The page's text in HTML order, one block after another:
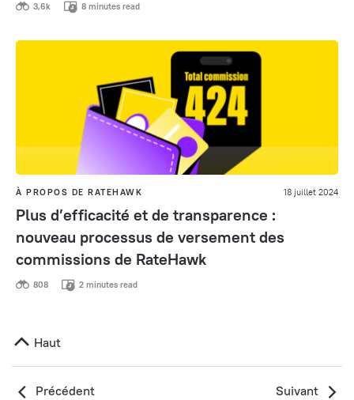
3,6k 8 minutes read
À PROPOS DE RATEHAWK 18 juillet 2024
Plus d’efficacité et de transparence :
nouveau processus de versement des
commissions de RateHawk
808 2 minutes read
Haut
Précédent Suivant